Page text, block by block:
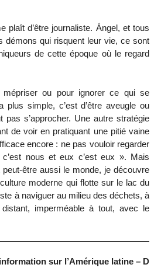
plaît d’être journaliste. Ángel, et tous
démons qui risquent leur vie, ce sont
de cette époque où le regard
mépriser ou pour ignorer ce qui se
simple, c’est d’être aveugle ou
s’approcher. Une autre stratégie
de voir en pratiquant une pitié vaine
encore : ne pas vouloir regarder
nous et eux c’est eux ». Mais
être aussi le monde, je découvre
moderne qui flotte sur le lac du
à naviguer au milieu des déchets, à
imperméable à tout, avec le
sur l’Amérique latine – D